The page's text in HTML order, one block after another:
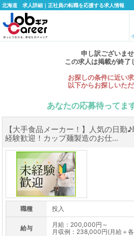
北海道 求人詳細｜正社員の転職を応援する求人情報
申し訳ございませ
この求人は掲載が終了
お探しの条件に近い
以下からお探しいただ
あなたの応募待ってま
【大手食品メーカー！】人気の日
経験歓迎！カップ麺製造のお仕...
職種 投入
給与
月給：200,000円～
月収例：238,000円(月給＋